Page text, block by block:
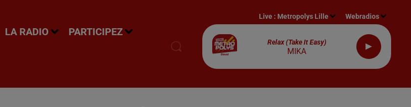
LA RADIO PARTICIPEZ
Live : Metropolys Lille Webradios
Relax (take It Easy)
MIKA